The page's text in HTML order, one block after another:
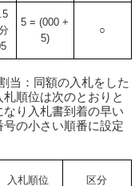
5 = (000 +
5)
○
当：同額の入札をした
順位は次のとおりと
り入札書到着の早い
の小さい順番に設定
入札順位 区分